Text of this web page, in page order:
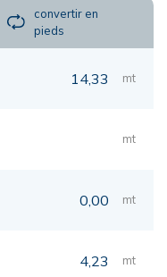
convertir en
pieds
14,33 mt
mt
0,00 mt
4,23 mt